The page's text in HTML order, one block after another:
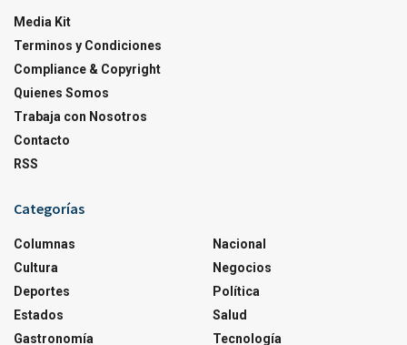
Media Kit
Terminos y Condiciones
Compliance & Copyright
Quienes Somos
Trabaja con Nosotros
Contacto
RSS
Categorías
Columnas
Cultura
Deportes
Estados
Gastronomía
Nacional
Negocios
Política
Salud
Tecnología